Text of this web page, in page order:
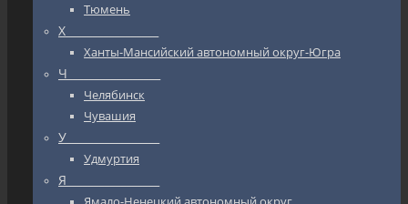
Тюмень
Х_________________
Ханты-Мансийский автономный округ-Югра
Ч_________________
Челябинск
Чувашия
У_________________
Удмуртия
Я_________________